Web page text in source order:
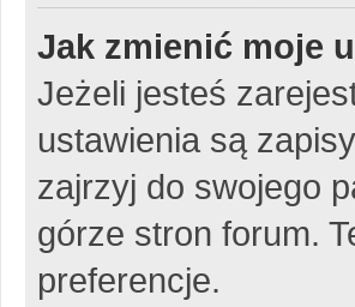
Jak zmienić moje
Jeżeli jesteś
ustawienia są
zajrzyj do swojego
górze stron forum.
preferencje.